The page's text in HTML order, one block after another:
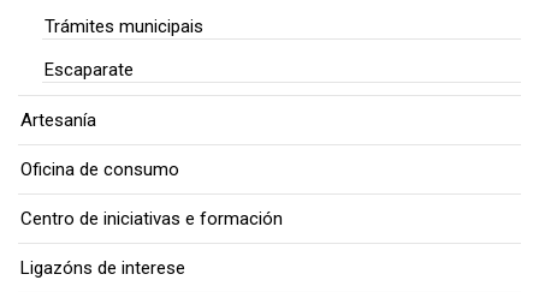
Trámites municipais
Escaparate
Artesanía
Oficina de consumo
Centro de iniciativas e formación
Ligazóns de interese